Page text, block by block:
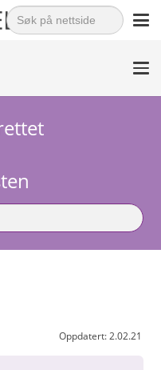
Search
for:
Oppdatert:2.02.21